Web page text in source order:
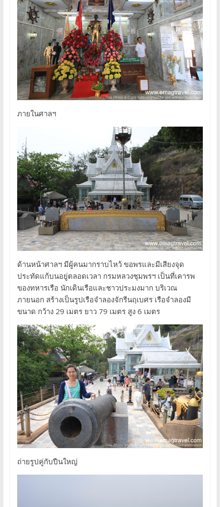
ภายในศาลฯ
ด้านหน้าศาลฯ มีผู้คนมากราบไหว้ ขอพรและมีเสียงจุด
ประทัดแก้บนอยู่ตลอดเวลา กรมหลวงชุมพรฯ เป็นที่เคารพ
ของทหารเรือ นักเดินเรือและชาวประมงมาก บริเวณ
ภายนอก สร้างเป็นรูปเรือจำลองจักรีนฤเบศร เรือจำลองมี
ขนาด กว้าง 29 เมตร ยาว 79 เมตร สูง 6 เมตร
ถ่ายรูปคู่กับปืนใหญ่